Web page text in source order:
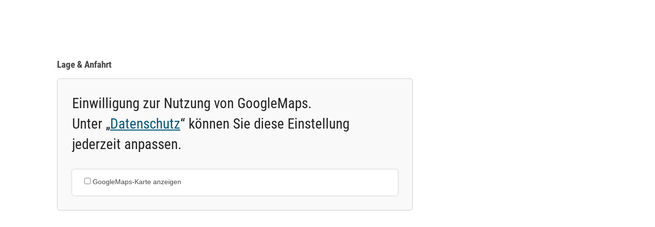
Lage & Anfahrt
Einwilligung zur Nutzung von GoogleMaps.
Unter „Datenschutz“ können Sie diese Einstellung
jederzeit anpassen.
GoogleMaps-Karte anzeigen